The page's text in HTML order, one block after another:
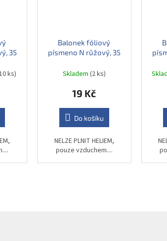
35
ks)
Balonek fóliový
písmeno N růžový, 35
Skladem (2 ks)
19 Kč
Do košíku
NELZE PLNIT HELIEM,
pouze vzduchem....